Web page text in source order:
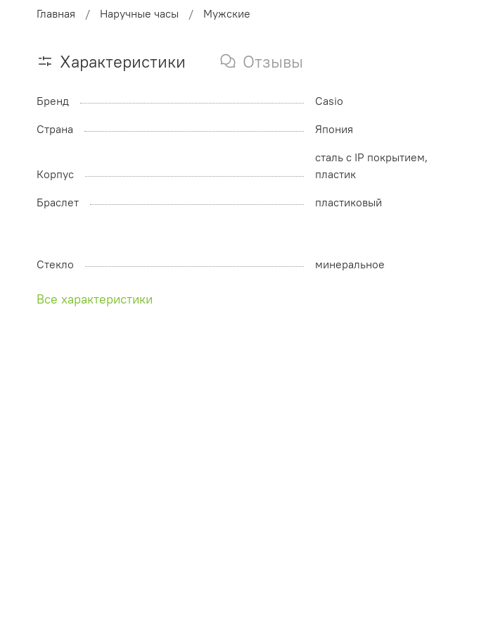
Главная Наручные часы Мужские
Характеристики Отзывы
Бренд Casio
Страна
Япония
Корпус
сталь с IP покрытием,
пластик
Браслет
пластиковый
Стекло минеральное
Все характеристики